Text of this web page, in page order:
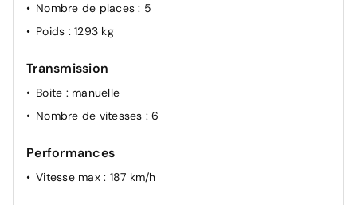
Nombre de places: 5
Poids : 1293 kg
Transmission
Boite : manuelle
Nombre de vitesses : 6
Performances
Vitesse max : 187 km/h